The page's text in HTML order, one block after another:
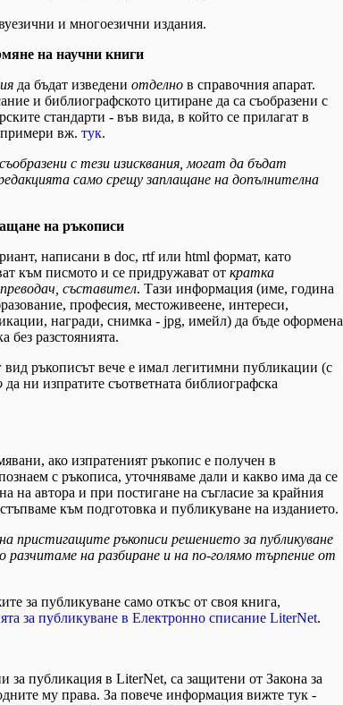
и многоезични издания.
на научни книги
да бъдат изведени отделно в справочния апарат.
и библиографското цитиране да са съобразени с
стандарти - във вида, в който се прилагат в
вж. тук.
с тези изисквания, могат да бъдат
само срещу заплащане на допълнителна
на ръкописи
написани в doc, rtf или html формат, като
към писмото и се придружават от кратка
съставител. Тази информация (име, година
професия, местоживеене, интереси,
награди, снимка - jpg, имейл) да бъде оформена
без разстоянията.
вид ръкописът вече е имал легитимни публикации (с
да ни изпратите съответната библиографска
ако изпратеният ръкопис е получен в
с ръкописа, уточняваме дали и какво има да се
на автора и при постигане на съгласие за крайния
към подготовка и публикуване на изданието.
пристигащите ръкописи решението за публикуване
разчитаме на разбиране и на по-голямо търпение от
за публикуване само откъс от своя книга,
за публикуване в Електронно списание LiterNet.
за публикация в LiterNet, са защитени от Закона за
му права. За повече информация вижте тук -